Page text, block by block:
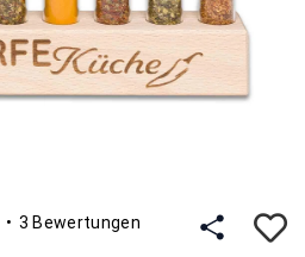
• 3 Bewertungen